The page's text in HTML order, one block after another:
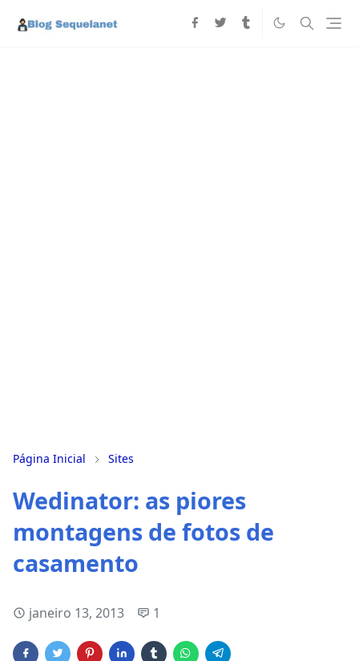
Página Inicial Sites
Wedinator: as piores
montagens de fotos de
casamento
janeiro 13, 2013 1